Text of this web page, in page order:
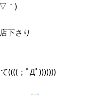
｀)
下さり
((((；ﾟДﾟ)))))))